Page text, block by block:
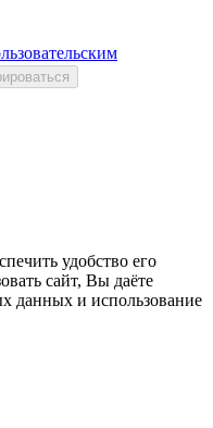
удобство его
сайт, Вы даёте
данных и использование